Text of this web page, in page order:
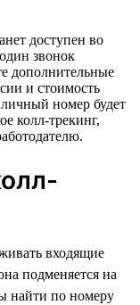
доступен во
звонок
дополнительные
и стоимость
номер будет
колл-трекинг,
входящие
подменяется на
найти по номеру